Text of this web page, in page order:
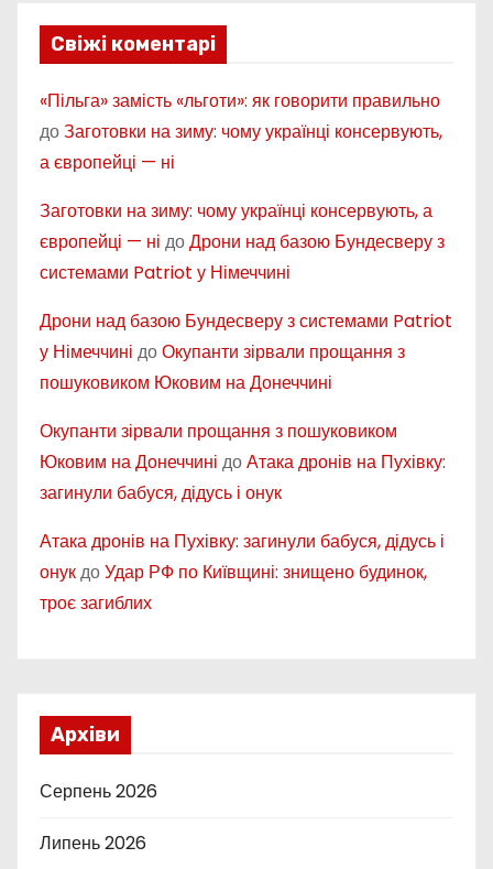
Свіжі коментарі
«Пільга» замість «льготи»: як говорити правильно
доЗаготовки на зиму: чому українці консервують,
а європейці — ні
Заготовки на зиму: чому українці консервують, а
європейці — ні доДрони над базою Бундесверу з
системами Patriot у Німеччині
Дрони над базою Бундесверу з системами Patriot
у Німеччині доОкупанти зірвали прощання з
пошуковиком Юковим на Донеччині
Окупанти зірвали прощання з пошуковиком
Юковим на Донеччині доАтака дронів на Пухівку:
загинули бабуся, дідусь і онук
Атака дронів на Пухівку: загинули бабуся, дідусь і
онукдоУдар РФ по Київщині: знищено будинок,
троє загиблих
Архіви
Серпень 2026
Липень 2026